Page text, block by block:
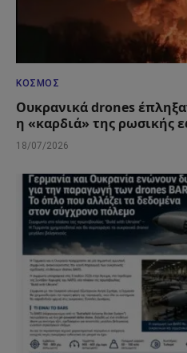
ΚΌΣΜΟΣ
Ουκρανικά drones
η «καρδιά» της ρωσικής
18/07/2026